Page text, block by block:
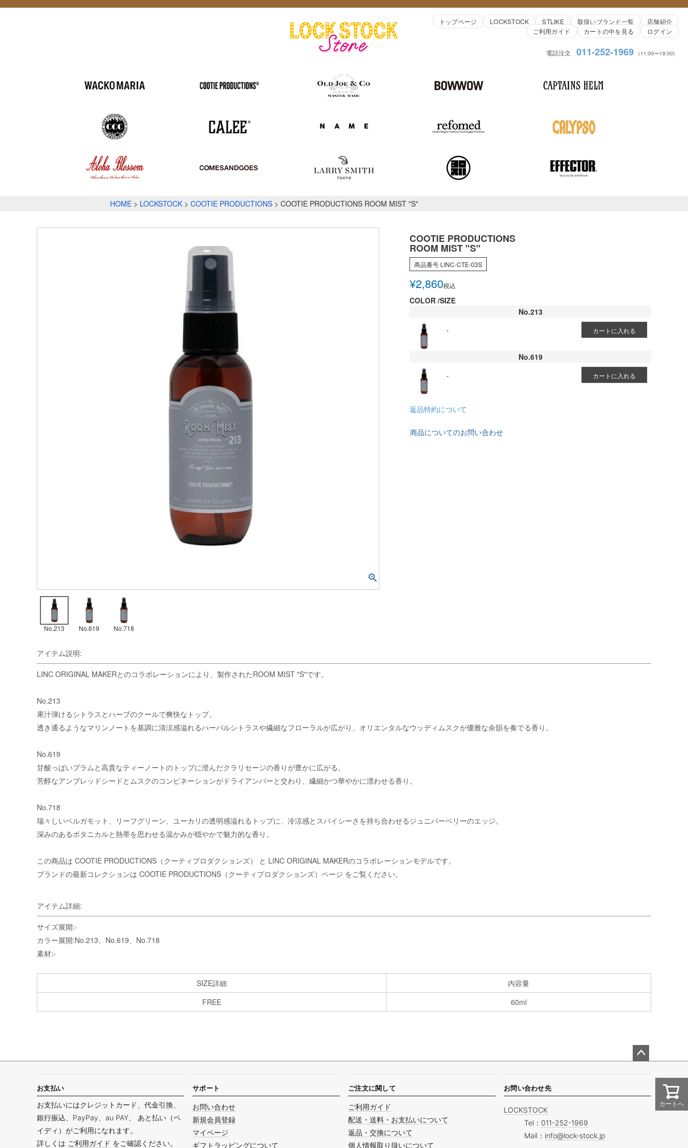
トップページ LOCKSTOCK STLIKE 取扱いブランド一覧
店舗紹介
ご利用ガイド
カートの中を見る ログイン
電話注文 011-252-1969 （11:00〜19:00)
HOME LOCKSTOCK COOTIE PRODUCTIONS COOTIE PRODUCTIONS ROOM MIST "S"
No.213 No.619 No.718
COOTIE PRODUCTIONS
ROOM MIST "S"
商品番号 LINC-CTE-03S
¥2,860税込
COLOR SIZE
No.213
-
カートに入れる
No.619
-
カートに入れる
返品特約について
商品についてのお問い合わせ
アイテム説明:
LINC ORIGINAL MAKERとのコラボレーションにより、製作されたROOM MIST "S"です。
No.213
果汁弾けるシトラスとハーブのクールで爽快なトップ。
透き通るようなマリンノートを基調に清涼感溢れるハーバルシトラスや繊細なフローラルが広がり、オリエンタルなウッディムスクが優雅な余韻を奏でる香り。
No.619
甘酸っぱいプラムと高貴なティーノートのトップに澄んだクラリセージの香りが豊かに広がる。
芳醇なアンブレッドシードとムスクのコンビネーションがドライアンバーと交わり、繊細かつ華やかに漂わせる香り。
No.718
瑞々しいベルガモット、リーフグリーン、ユーカリの透明感溢れるトップに、冷涼感とスパイシーさを持ち合わせるジュニパーベリーのエッジ。
深みのあるボタニカルと熱帯を思わせる温かみが穏やかで魅力的な香り。
この商品は COOTIE PRODUCTIONS（クーティプロダクションズ）
と LINC ORIGINAL MAKERのコラボレーションモデルです。
ブランドの最新コレクションは COOTIE PRODUCTIONS（クーティプロダクションズ）ページ をご覧ください。
アイテム詳細:
サイズ展開:-
カラー展開:No.213、No.619、No.718
素材:-
SIZE詳細
内容量
FREE
60ml
カートへ
ジト
へ
お支払い
お支払いにはクレジットカード、代金引換、
銀行振込、PayPay、au PAY、 あと払い（ペ
イディ）がご利用になれます。
詳しくは ご利用ガイド をご確認ください。
サポート
お問い合わせ
新規会員登録
マイページ
ギフトラッピングについて
ご注文に関して
ご利用ガイド
配送・送料・お支払いについて
返品・交換について
個人情報取り扱いについて
お問い合わせ先
LOCKSTOCK
Tel： 011-252-1969
Mail： info@lock-stock.jp